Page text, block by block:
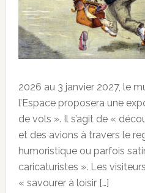
2026 au 3 janvier 2027, le
l’Espace proposera une
de vols ». Il s’agit de «
et des avions à travers le
humoristique ou parfois
caricaturistes ». Les
« savourer à loisir […]